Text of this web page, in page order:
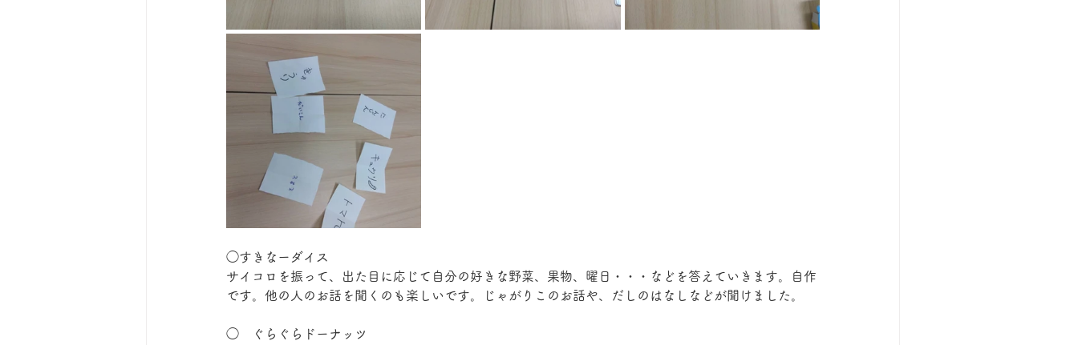
◯すきなーダイス
サイコロを振って、出た目に応じて自分の好きな野菜、果物、曜日・・・などを答えていきます。自作
です。他の人のお話を聞くのも楽しいです。じゃがりこのお話や、だしのはなしなどが聞けました。
◯　ぐらぐらドーナッツ